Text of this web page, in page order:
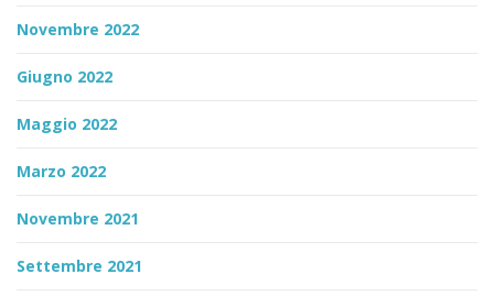
Novembre 2022
Giugno 2022
Maggio 2022
Marzo 2022
Novembre 2021
Settembre 2021